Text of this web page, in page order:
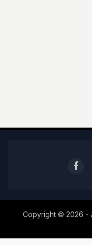
Copyright © 2026 -